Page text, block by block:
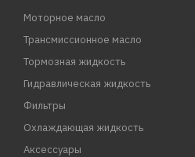
Моторное масло
Трансмиссионное масло
Тормозная жидкость
Гидравлическая жидкость
Фильтры
Охлаждающая жидкость
Аксессуары